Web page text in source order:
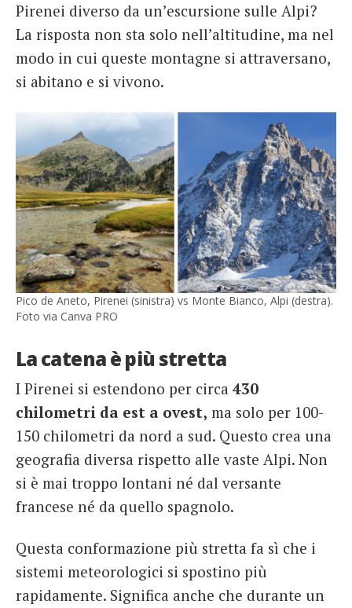
Pirenei diverso da un’escursione sulle Alpi?
La risposta non sta solo nell’altitudine, ma nel
modo in cui queste montagne si attraversano,
si abitano e si vivono.
Pico de Aneto, Pirenei (sinistra) vs Monte Bianco, Alpi (destra).
Foto via Canva PRO
La catena è più stretta
I Pirenei si estendono per circa 430
chilometri da est a ovest, ma solo per 100-
150 chilometri da nord a sud. Questo crea una
geografia diversa rispetto alle vaste Alpi. Non
si è mai troppo lontani né dal versante
francese né da quello spagnolo.
Questa conformazione più stretta fa sì che i
sistemi meteorologici si spostino più
rapidamente. Significa anche che durante un